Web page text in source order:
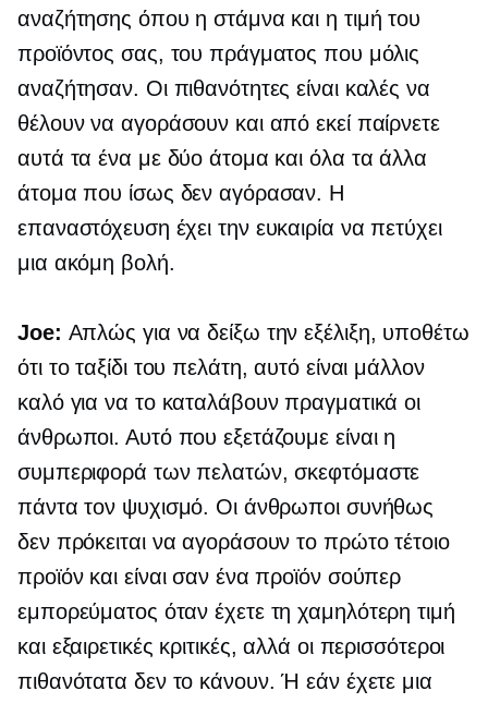
αναζήτησης όπου η στάμνα και η τιμή του
προϊόντος σας, του πράγματος που μόλις
αναζήτησαν. Οι πιθανότητες είναι καλές να
θέλουν να αγοράσουν και από εκεί παίρνετε
αυτά τα ένα με δύο άτομα και όλα τα άλλα
άτομα που ίσως δεν αγόρασαν. Η
επαναστόχευση έχει την ευκαιρία να πετύχει
μια ακόμη βολή.
Joe: Απλώς για να δείξω την εξέλιξη, υποθέτω
ότι το ταξίδι του πελάτη, αυτό είναι μάλλον
καλό για να το καταλάβουν πραγματικά οι
άνθρωποι. Αυτό που εξετάζουμε είναι η
συμπεριφορά των πελατών, σκεφτόμαστε
πάντα τον ψυχισμό. Οι άνθρωποι συνήθως
δεν πρόκειται να αγοράσουν το πρώτο τέτοιο
προϊόν και είναι σαν ένα προϊόν σούπερ
εμπορεύματος όταν έχετε τη χαμηλότερη τιμή
και εξαιρετικές κριτικές, αλλά οι περισσότεροι
πιθανότατα δεν το κάνουν. Ή εάν έχετε μια